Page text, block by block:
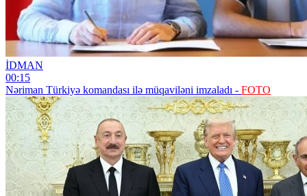
İDMAN
00:15
Nəriman Türkiyə komandası ilə müqaviləni imzaladı - FOTO